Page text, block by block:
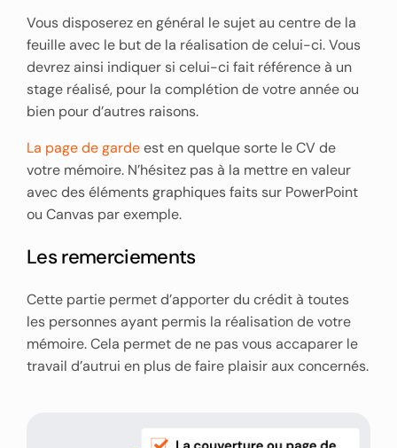
Vous disposerez en général le sujet au centre de la
feuille avec le but de la réalisation de celui-ci. Vous
devrez ainsi indiquer si celui-ci fait référence à un
stage réalisé, pour la complétion de votre année ou
bien pour d’autres raisons.
La page de gardeest en quelque sorte le CV de
votre mémoire. N’hésitez pas à la mettre en valeur
avec des éléments graphiques faits sur PowerPoint
ou Canvas par exemple.
Les remerciements
Cette partie permet d’apporter du crédit à toutes
les personnes ayant permis la réalisation de votre
mémoire. Cela permet de ne pas vous accaparer le
travail d’autrui en plus de faire plaisir aux concernés.